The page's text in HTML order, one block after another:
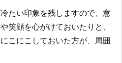
たい印象を残しますので、意
笑顔を心がけておいたりと、
こにこしておいた方が、周囲